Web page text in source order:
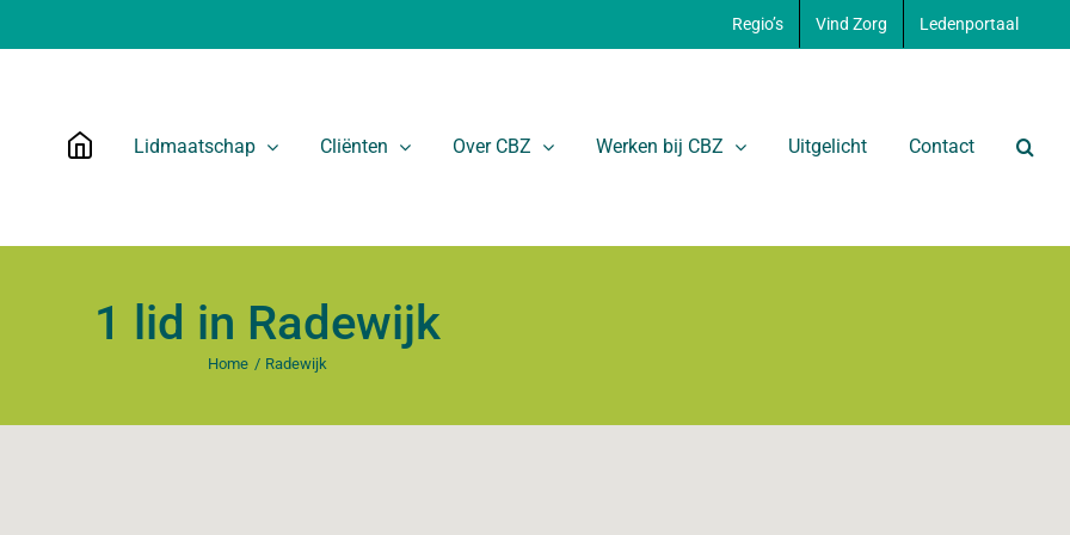
Regio’s Vind Zorg Ledenportaal
Lidmaatschap Cliënten Over CBZ Werken bij CBZ Uitgelicht Contact
1 lid in Radewijk
Home Radewijk